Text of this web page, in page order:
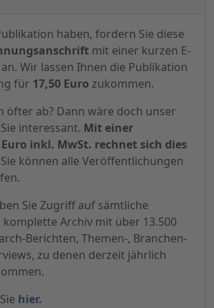
haben, fordern Sie diese
mit einer kurzen E-
an. Wir lassen Ihnen die Publikation
für 17,50 Euro zukommen.
öfter ab? Dann wäre doch unser
interessant. Mit einer
inkl. MwSt. rechnet sich dies
können alle Veröffentlichungen
Sie Zugriff auf sämtliche
Archiv mit über 13.500
Berichten, Themen-, Branchen-
zu denen derzeit jährlich
hier.